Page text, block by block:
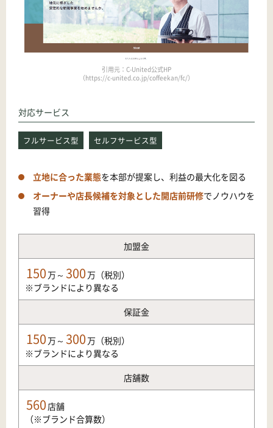
引用元：C-United公式HP
（https://c-united.co.jp/coffeekan/fc/）
対応サービス
フルサービス型 セルフサービス型
立地に合った業態を本部が提案し、利益の最大化を図る
オーナーや店長候補を対象とした開店前研修でノウハウを
習得
加盟金
150 万～ 300 万（税別）
※ブランドにより異なる
保証金
150 万～ 300 万（税別）
※ブランドにより異なる
店舗数
560 店舗
（※ブランド合算数）